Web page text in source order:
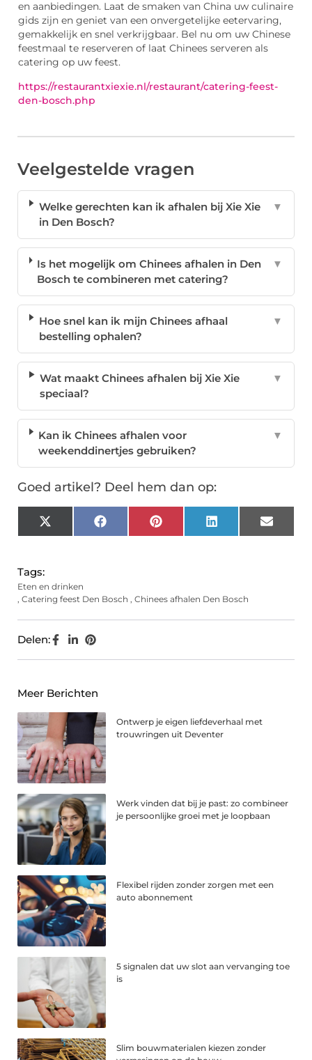
en aanbiedingen. Laat de smaken van China uw culinaire
gids zijn en geniet van een onvergetelijke eetervaring,
gemakkelijk en snel verkrijgbaar. Bel nu om uw Chinese
feestmaal te reserveren of laat Chinees serveren als
catering op uw feest.
https://restaurantxiexie.nl/restaurant/catering-feest-
den-bosch.php
Veelgestelde vragen
Welke gerechten kan ik afhalen bij Xie Xie
in Den Bosch?
▼
Is het mogelijk om Chinees afhalen in Den
Bosch te combineren met catering?
▼
Hoe snel kan ik mijn Chinees afhaal
bestelling ophalen?
▼
Wat maakt Chinees afhalen bij Xie Xie
speciaal?
▼
Kan ik Chinees afhalen voor
weekenddinertjes gebruiken?
▼
Goed artikel? Deel hem dan op:
X
(Twitter)
FacebookPinterest LinkedIn Email
Tags:
Eten en drinken
, Catering feest Den Bosch , Chinees afhalen Den Bosch
Delen:
Meer Berichten
Ontwerp je eigen liefdeverhaal met
trouwringen uit Deventer
Werk vinden dat bij je past: zo combineer
je persoonlijke groei met je loopbaan
Flexibel rijden zonder zorgen met een
auto abonnement
5 signalen dat uw slot aan vervanging toe
is
Slim bouwmaterialen kiezen zonder